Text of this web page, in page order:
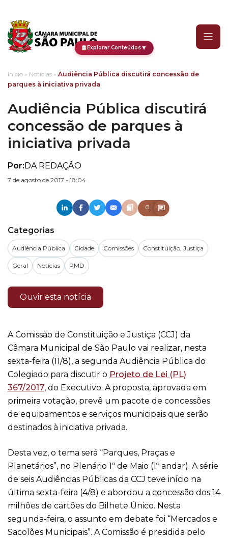
Explorar Conteúdos▼
Início » Notícias » Audiência Pública discutirá concessão de
parques à iniciativa privada
Audiência Pública discutirá
concessão de parques à
iniciativa privada
Por:DA REDAÇÃO
7 de agosto de 2017 - 18:04
0
Categorias
Audiência Pública Cidade Comissões Constituição, Justiça
Geral Notícias PMD
Ouvir esta notícia
A Comissão de Constituição e Justiça (CCJ) da
Câmara Municipal de São Paulo vai realizar, nesta
sexta-feira (11/8), a segunda Audiência Pública do
Colegiado para discutir o Projeto de Lei (PL)
367/2017, do Executivo. A proposta, aprovada em
primeira votação, prevê um pacote de concessões
de equipamentos e serviços municipais que serão
destinados à iniciativa privada.
Desta vez, o tema será “Parques, Praças e
Planetários”, no Plenário 1º de Maio (1º andar). A série
de seis Audiências Públicas da CCJ teve início na
última sexta-feira (4/8) e abordou a concessão dos 14
milhões de cartões do Bilhete Único. Nesta
segunda-feira, o assunto em debate foi “Mercados e
Sacolões Municipais”. A Comissão é presidida pelo